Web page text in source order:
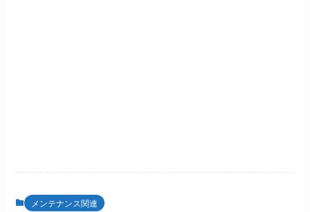
メンテナンス関連